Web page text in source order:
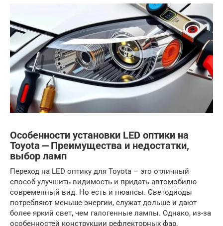
Особенности установки LED оптики на
Toyota ⎼ Преимущества и недостатки,
выбор ламп
Переход на LED оптику для Toyota – это отличный
способ улучшить видимость и придать автомобилю
современный вид. Но есть и нюансы. Светодиоды
потребляют меньше энергии, служат дольше и дают
более яркий свет, чем галогенные лампы. Однако, из-за
особенностей конструкции рефлекторных фар,